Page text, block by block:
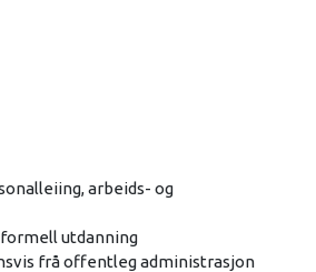
arbeids- og
utdanning
frå offentleg administrasjon